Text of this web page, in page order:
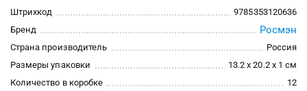
Штрихкод
9785353120636
Бренд
Росмэн
Страна производитель
Россия
Размеры упаковки
13.2 x 20.2 x 1 см
Количество в коробке
12